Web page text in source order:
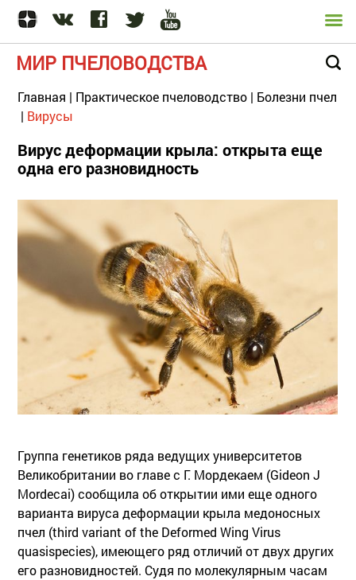
МИР ПЧЕЛОВОДСТВА
Главная | Практическое пчеловодство | Болезни пчел
| Вирусы
Вирус деформации крыла: открыта еще
одна его разновидность
Группа генетиков ряда ведущих университетов
Великобритании во главе с Г. Мордекаем (Gideon J
Mordecai) сообщила об открытии ими еще одного
варианта вируса деформации крыла медоносных
пчел (third variant of the Deformed Wing Virus
quasispecies), имеющего ряд отличий от двух других
его разновидностей. Судя по молекулярным часам